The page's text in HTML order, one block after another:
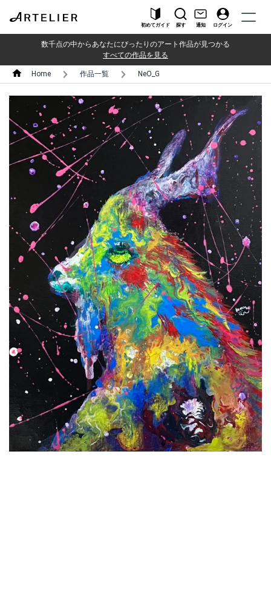
初めてガイド 探す 通知 ログイン
数千点の中からあなたにぴったりのアート作品が見つかる
すべての作品を見る
Home 作品一覧 NeO_G